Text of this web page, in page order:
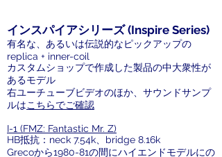
インスパイアシリーズ (Inspire Series)
有名な、あるいは伝説的なピックアップの
replica + inner-coil
カスタムショップで作成した製品の中大衆性が
あるモデル
右ユーチューブビデオのほか、サウンドサンプ
ルはこちらでご確認
I-1 (FMZ: Fantastic Mr. Z)
HB抵抗：neck 7.54k、bridge 8.16k
Grecoから1980-81の間にハイエンドモデルにの